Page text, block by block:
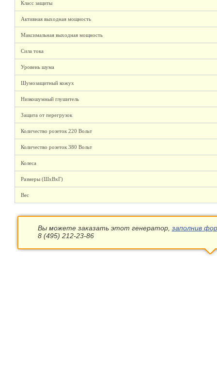
Класс защиты
Активная выходная мощность
Максимальная выходная мощность
Сила тока
Уровень шума
Шумозащитный кожух
Низкошумный глушитель
Защита от перегрузок
Количество розеток 220 Вольт
Количество розеток 380 Вольт
Колеса
Размеры (ШхВхГ)
Вес
Вы можете заказать этот генератор, заполнив
8 (495) 212-23-86